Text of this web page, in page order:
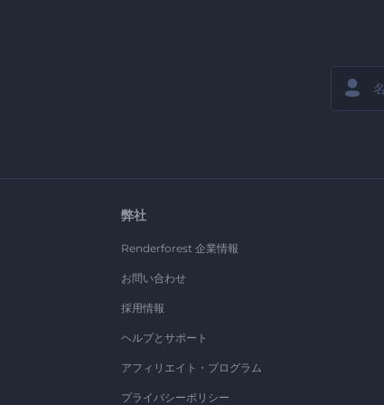
弊社
Renderforest 企業情報
お問い合わせ
採用情報
ヘルプとサポート
アフィリエイト・プログラム
プライバシーポリシー